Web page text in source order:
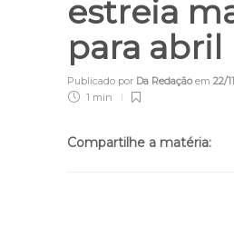
estreia
para abril
Publicado por Da Redaçãoem 22/
1 min
Compartilhe a matéria: